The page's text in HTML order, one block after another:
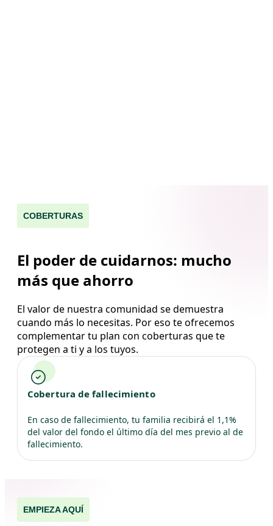
COBERTURAS
El poder de cuidarnos: mucho
más que ahorro
El valor de nuestra comunidad se demuestra
cuando más lo necesitas. Por eso te ofrecemos
complementar tu plan con coberturas que te
protegen a ti y a los tuyos.
Cobertura de fallecimiento
En caso de fallecimiento, tu familia recibirá el 1,1%
del valor del fondo el último día del mes previo al de
fallecimiento.
EMPIEZA AQUÍ